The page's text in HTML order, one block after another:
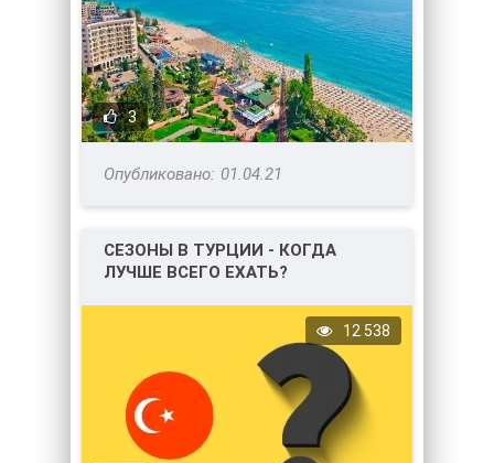
3
01.04.21
СЕЗОНЫ В ТУРЦИИ - КОГДА
ЛУЧШЕ ВСЕГО ЕХАТЬ?
12 538